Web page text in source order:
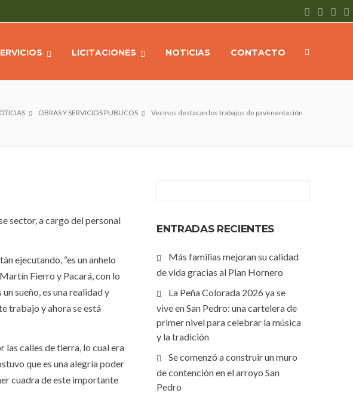
LICITACIONES NOTICIAS CONTACTO
OBRAS Y SERVICIOS PUBLICOS Vecinos destacan los trabajos de pavimentación
sector, a cargo del personal
ejecutando, “es un anhelo
Fierro y Pacará, con lo
sueño, es una realidad y
trabajo y ahora se está
las calles de tierra, lo cual era
que es una alegría poder
cuadra de este importante
ENTRADAS RECIENTES
Más familias mejoran su calidad
de vida gracias al Plan Hornero
La Peña Colorada 2026 ya se
vive en San Pedro: una cartelera de
primer nivel para celebrar la música
y la tradición
Se comenzó a construir un muro
de contención en el arroyo San
Pedro